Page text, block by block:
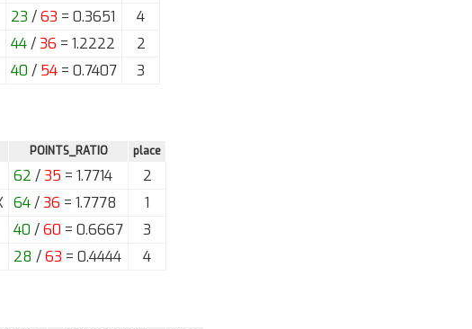
23 /63 = 0.3651
4
44/36 = 1.2222
2
40 / 54 = 0.7407 3
POINTS_RATIO place
62 /35 = 1.7714
2
64/36 = 1.7778
1
40 /60 = 0.6667
3
28 /63 = 0.4444 4